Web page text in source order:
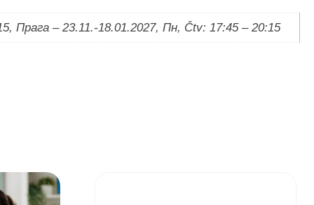
Прага – 23.11.-18.01.2027, Пн, Čtv: 17:45 – 20:15